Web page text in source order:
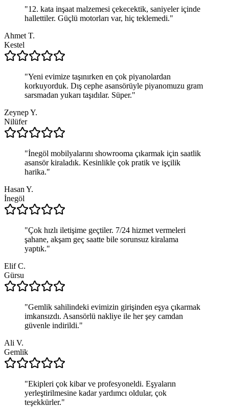
"12. kata inşaat malzemesi çekecektik, saniyeler içinde
hallettiler. Güçlü motorları var, hiç teklemedi."
Ahmet T.
Kestel
"Yeni evimize taşınırken en çok piyanolardan
korkuyorduk. Dış cephe asansörüyle piyanomuzu gram
sarsmadan yukarı taşıdılar. Süper."
Zeynep Y.
Nilüfer
"İnegöl mobilyalarını showrooma çıkarmak için saatlik
asansör kiraladık. Kesinlikle çok pratik ve işçilik
harika."
Hasan Y.
İnegöl
"Çok hızlı iletişime geçtiler. 7/24 hizmet vermeleri
şahane, akşam geç saatte bile sorunsuz kiralama
yaptık."
Elif C.
Gürsu
"Gemlik sahilindeki evimizin girişinden eşya çıkarmak
imkansızdı. Asansörlü nakliye ile her şey camdan
güvenle indirildi."
Ali V.
Gemlik
"Ekipleri çok kibar ve profesyoneldi. Eşyaların
yerleştirilmesine kadar yardımcı oldular, çok
teşekkürler."